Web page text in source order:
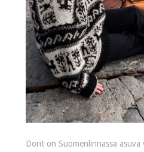
Dorit on Suomenlinnassa asuva